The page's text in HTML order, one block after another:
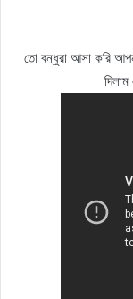
তো বন্ধুরা আসা করি